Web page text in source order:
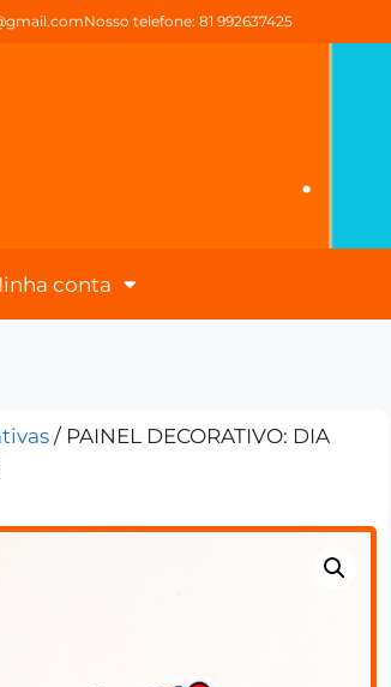
Nosso telefone: 81 992637425
conta
/ PAINEL DECORATIVO: DIA